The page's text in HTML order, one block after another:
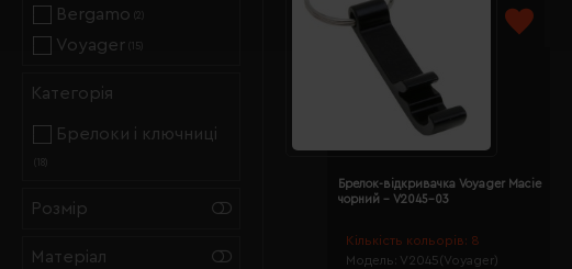
Bergamo (2)
Voyager (15)
Категорія
Брелоки і ключниці
(18)
Розмір
Матеріал
Кількість кольорів: 8
Модель: V2045(Voyager)
Брелок-відкривачка Voyager Macie
чорний - V2045-03